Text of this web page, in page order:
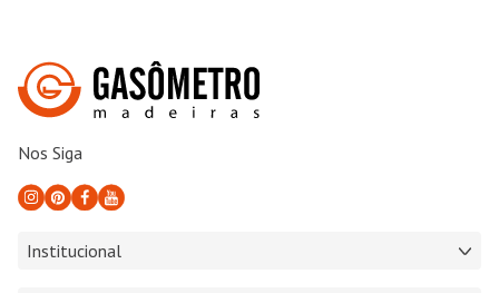
Nos Siga
Institucional